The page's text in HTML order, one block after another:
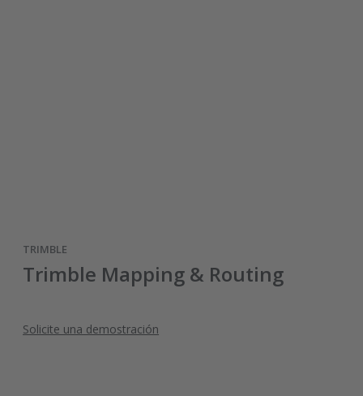
TRIMBLE
Trimble Mapping & Routing
Solicite una demostración